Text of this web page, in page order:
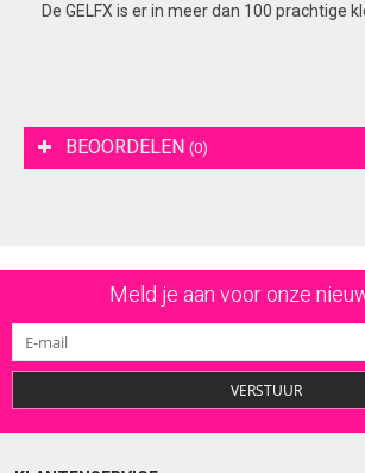
De GELFX is er in meer dan 100 prachtige
BEOORDELEN (0)
Meld je aan voor onze
VERSTUUR